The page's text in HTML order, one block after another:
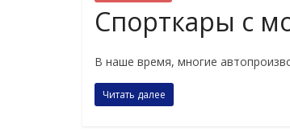
Спорткары с
В наше время, многие
Читать далее